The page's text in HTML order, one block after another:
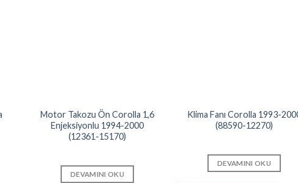
Motor Takozu Ön Corolla 1,6
Enjeksiyonlu 1994-2000
(12361-15170)
DEVAMINI OKU
Klima Fanı Corolla 1993-
(88590-12270)
DEVAMINI OKU